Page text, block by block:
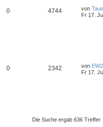
0 4744 von
Fr 17.
0 2342 von
Fr 17.
Die Suche ergab 636 Treffer